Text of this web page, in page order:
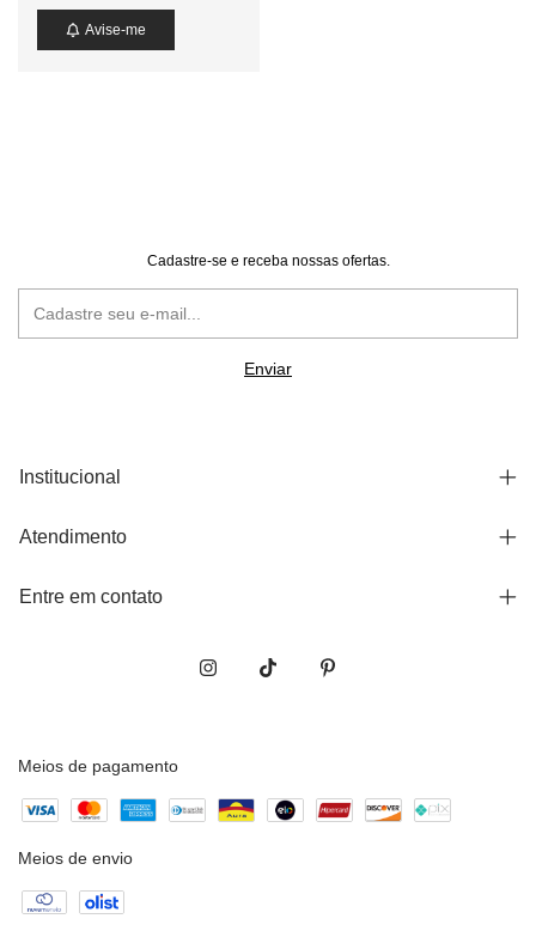
Avise-me
Cadastre-se e receba nossas ofertas.
Institucional
Atendimento
Entre em contato
Meios de pagamento
Meios de envio